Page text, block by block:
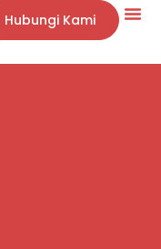
Hubungi Kami